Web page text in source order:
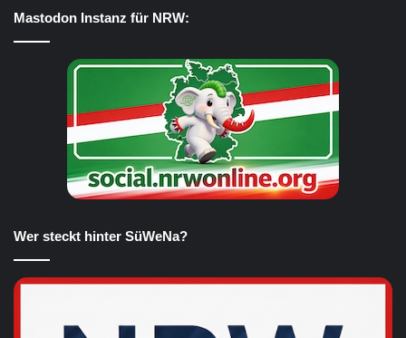
Mastodon Instanz für NRW:
Wer steckt hinter SüWeNa?